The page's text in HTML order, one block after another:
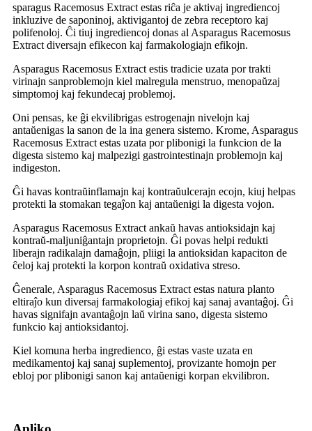
sparagus Racemosus Extract estas riĉa je aktivaj ingrediencoj
inkluzive de saponinoj, aktivigantoj de zebra receptoro kaj
polifenoloj. Ĉi tiuj ingrediencoj donas al Asparagus Racemosus
Extract diversajn efikecon kaj farmakologiajn efikojn.
Asparagus Racemosus Extract estis tradicie uzata por trakti
virinajn sanproblemojn kiel malregula menstruo, menopaŭzaj
simptomoj kaj fekundecaj problemoj.
Oni pensas, ke ĝi ekvilibrigas estrogenajn nivelojn kaj
antaŭenigas la sanon de la ina genera sistemo. Krome, Asparagus
Racemosus Extract estas uzata por plibonigi la funkcion de la
digesta sistemo kaj malpezigi gastrointestinajn problemojn kaj
indigeston.
Ĝi havas kontraŭinflamajn kaj kontraŭulcerajn ecojn, kiuj helpas
protekti la stomakan tegaĵon kaj antaŭenigi la digesta vojon.
Asparagus Racemosus Extract ankaŭ havas antioksidajn kaj
kontraŭ-maljuniĝantajn proprietojn. Ĝi povas helpi redukti
liberajn radikalajn damaĝojn, pliigi la antioksidan kapaciton de
ĉeloj kaj protekti la korpon kontraŭ oxidativa streso.
Ĝenerale, Asparagus Racemosus Extract estas natura planto
eltiraĵo kun diversaj farmakologiaj efikoj kaj sanaj avantaĝoj. Ĝi
havas signifajn avantaĝojn laŭ virina sano, digesta sistemo
funkcio kaj antioksidantoj.
Kiel komuna herba ingredienco, ĝi estas vaste uzata en
medikamentoj kaj sanaj suplementoj, provizante homojn per
ebloj por plibonigi sanon kaj antaŭenigi korpan ekvilibron.